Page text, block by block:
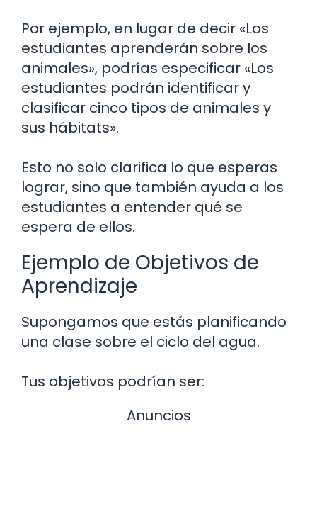
Por ejemplo, en lugar de decir «Los
estudiantes aprenderán sobre los
animales», podrías especificar «Los
estudiantes podrán identificar y
clasificar cinco tipos de animales y
sus hábitats».
Esto no solo clarifica lo que esperas
lograr, sino que también ayuda a los
estudiantes a entender qué se
espera de ellos.
Ejemplo de Objetivos de
Aprendizaje
Supongamos que estás planificando
una clase sobre el ciclo del agua.
Tus objetivos podrían ser:
Anuncios